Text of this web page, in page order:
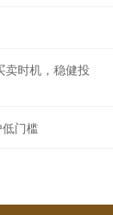
卖时机，稳健投
门槛